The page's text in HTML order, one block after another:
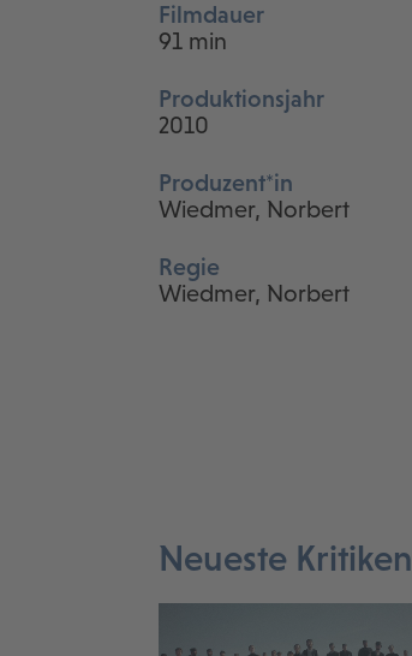
Filmdauer
91 min
Produktionsjahr
2010
Produzent*in
Wiedmer, Norbert
Regie
Wiedmer, Norbert
Neueste Kritiken